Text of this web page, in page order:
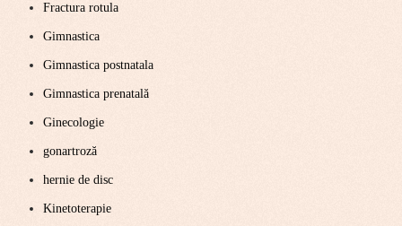
Fractura rotula
Gimnastica
Gimnastica postnatala
Gimnastica prenatală
Ginecologie
gonartroză
hernie de disc
Kinetoterapie